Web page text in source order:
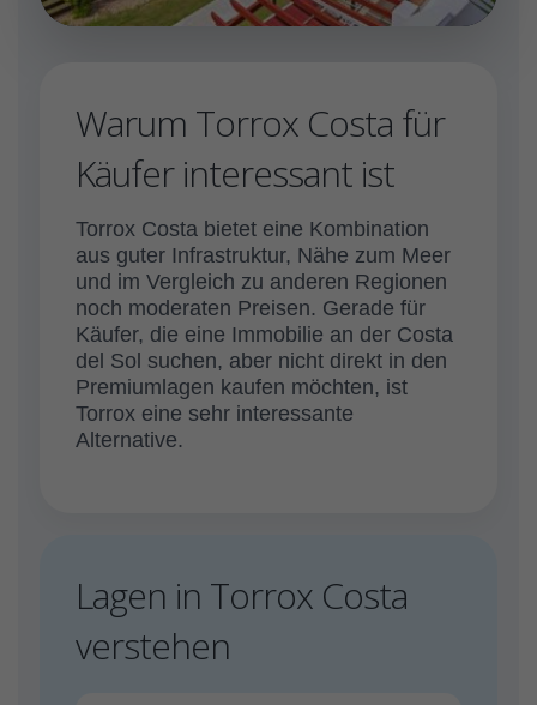
Warum Torrox Costa für
Käufer interessant ist
Torrox Costa bietet eine Kombination
aus guter Infrastruktur, Nähe zum Meer
und im Vergleich zu anderen Regionen
noch moderaten Preisen. Gerade für
Käufer, die eine Immobilie an der Costa
del Sol suchen, aber nicht direkt in den
Premiumlagen kaufen möchten, ist
Torrox eine sehr interessante
Alternative.
Lagen in Torrox Costa
verstehen